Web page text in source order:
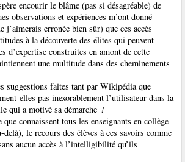
encourir le blâme (pas si désagréable) de
observations et expériences m’ont donné
j’aimerais erronée bien sûr) que ces accès
à la découverte des élites qui peuvent
d’expertise construites en amont de cette
une multitude dans des cheminements
suggestions faites tant par Wikipédia que
elles pas inexorablement l’utilisateur dans la
qui a motivé sa démarche ?
que connaissent tous les enseignants en collège
delà), le recours des élèves à ces savoirs comme
aucun accès à l’intelligibilité qu’ils